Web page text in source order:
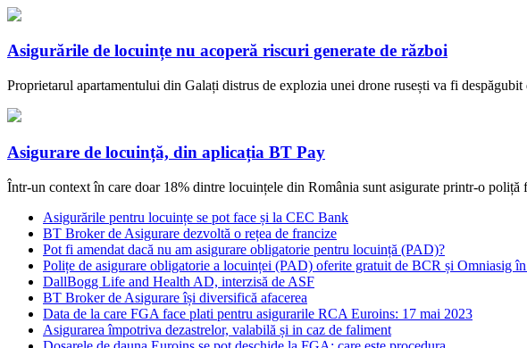
Asigurările de locuințe nu acoperă riscuri generate de război
Proprietarul apartamentului din Galați distrus de explozia unei drone rusești va fi
Asigurare de locuință, din aplicația BT Pay
Într-un context în care doar 18% dintre locuințele din România sunt asigurate printr-o
Asigurările pentru locuințe se pot face și la CEC Bank
BT Broker de Asigurare dezvoltă o rețea de francize
Pot fi amendat dacă nu am asigurare obligatorie pentru locuință (PAD)?
Polițe de asigurare obligatorie a locuinței (PAD) oferite gratuit de BCR și Omniasig în
DallBogg Life and Health AD, interzisă de ASF
BT Broker de Asigurare își diversifică afacerea
Data de la care FGA face plati pentru asigurarile RCA Euroins: 17 mai 2023
Asigurarea împotriva dezastrelor, valabilă și in caz de faliment